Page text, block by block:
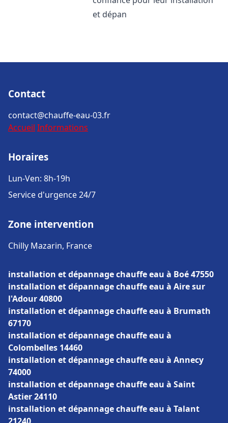
et dépan
Contact
contact@chauffe-eau-03.fr
Accueil Informations
Horaires
Lun-Ven: 8h-19h
Service d'urgence 24/7
Zone intervention
Chilly Mazarin, France
installation et dépannage chauffe eau à Boé 47550
installation et dépannage chauffe eau à Aire sur
l'Adour 40800
installation et dépannage chauffe eau à Brumath
67170
installation et dépannage chauffe eau à
Colombelles 14460
installation et dépannage chauffe eau à Annecy
74000
installation et dépannage chauffe eau à Saint
Astier 24110
installation et dépannage chauffe eau à Talant